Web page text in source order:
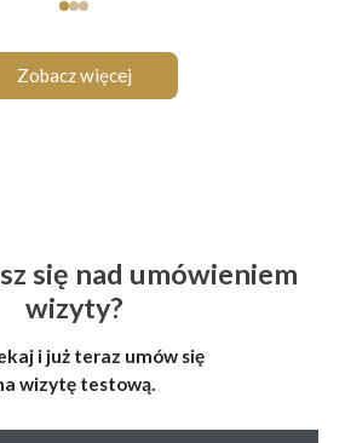
Zobacz więcej
się nad umówieniem
wizyty?
i już teraz umów się
wizytę testową.